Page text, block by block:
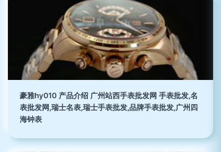
豪雅hy010 产品介绍 广州站西手表批发网 手表批发,名
表批发网,瑞士名表,瑞士手表批发,品牌手表批发,广州四
海钟表